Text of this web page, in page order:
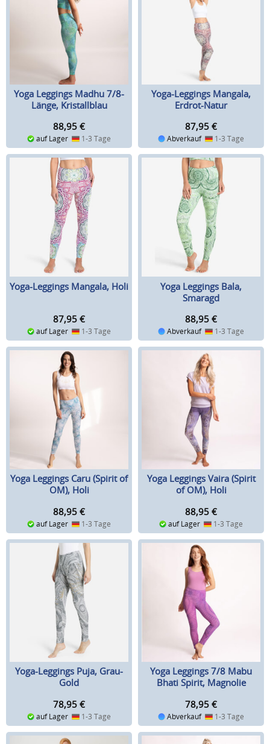
Yoga Leggings Madhu 7/8-
Länge, Kristallblau
88,95 €
auf Lager 1-3 Tage
Yoga-Leggings Mangala,
Erdrot-Natur
87,95 €
Abverkauf 1-3 Tage
Yoga-Leggings Mangala, Holi
87,95 €
auf Lager 1-3 Tage
Yoga Leggings Bala,
Smaragd
88,95 €
Abverkauf 1-3 Tage
Yoga Leggings Caru (Spirit of
OM), Holi
88,95 €
auf Lager 1-3 Tage
Yoga Leggings Vaira (Spirit
of OM), Holi
88,95 €
auf Lager 1-3 Tage
Yoga-Leggings Puja, Grau-
Gold
78,95 €
auf Lager 1-3 Tage
Yoga Leggings 7/8 Mabu
Bhati Spirit, Magnolie
78,95 €
Abverkauf 1-3 Tage